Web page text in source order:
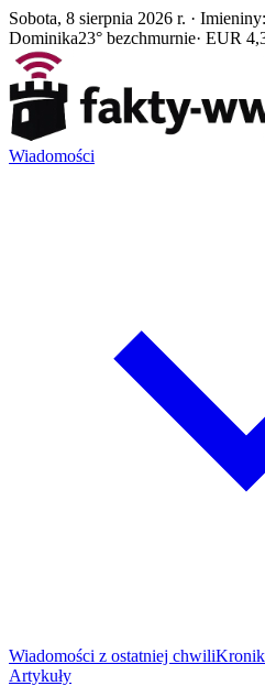
Sobota, 8 sierpnia 2026 r. ·
Dominika23° bezchmurnie· EUR
Wiadomości
Wiadomości z ostatniej chwili
Artykuły